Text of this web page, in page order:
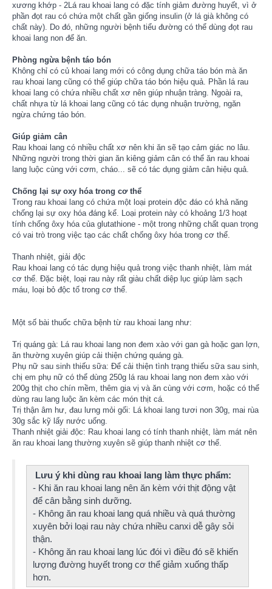
xương khớp - 2Lá rau khoai lang có đặc tính giảm đường huyết, vì ở
phần đọt rau có chứa một chất gần giống insulin (ở lá già không có
chất này). Do đó, những người bệnh tiểu đường có thể dùng đọt rau
khoai lang non để ăn.
Phòng ngừa bệnh táo bón
Không chỉ có củ khoai lang mới có công dụng chữa táo bón mà ăn
rau khoai lang cũng có thể giúp chữa táo bón hiệu quả. Phần lá rau
khoai lang có chứa nhiều chất xơ nên giúp nhuận tràng. Ngoài ra,
chất nhựa từ lá khoai lang cũng có tác dụng nhuận trường, ngăn
ngừa chứng táo bón.
Giúp giảm cân
Rau khoai lang có nhiều chất xơ nên khi ăn sẽ tạo cảm giác no lâu.
Những người trong thời gian ăn kiêng giảm cân có thể ăn rau khoai
lang luộc cùng với cơm, cháo... sẽ có tác dụng giảm cân hiệu quả.
Chống lại sự oxy hóa trong cơ thể
Trong rau khoai lang có chứa một loại protein độc đáo có khả năng
chống lại sự oxy hóa đáng kể. Loại protein này có khoảng 1/3 hoạt
tính chống ôxy hóa của glutathione - một trong những chất quan trọng
có vai trò trong việc tạo các chất chống ôxy hóa trong cơ thể.
Thanh nhiệt, giải độc
Rau khoai lang có tác dụng hiệu quả trong việc thanh nhiệt, làm mát
cơ thể. Đặc biệt, loại rau này rất giàu chất diệp lục giúp làm sạch
máu, loại bỏ độc tố trong cơ thể.
Một số bài thuốc chữa bệnh từ rau khoai lang như:
Trị quáng gà: Lá rau khoai lang non đem xào với gan gà hoặc gan lợn,
ăn thường xuyên giúp cải thiện chứng quáng gà.
Phụ nữ sau sinh thiếu sữa: Để cải thiện tình trạng thiếu sữa sau sinh,
chị em phụ nữ có thể dùng 250g lá rau khoai lang non đem xào với
200g thịt cho chín mềm, thêm gia vị và ăn cùng với cơm, hoặc có thể
dùng rau lang luộc ăn kèm các món thịt cá.
Trị thận âm hư, đau lưng mỏi gối: Lá khoai lang tươi non 30g, mai rùa
30g sắc kỹ lấy nước uống.
Thanh nhiệt giải độc: Rau khoai lang có tính thanh nhiệt, làm mát nên
ăn rau khoai lang thường xuyên sẽ giúp thanh nhiệt cơ thể.
Lưu ý khi dùng rau khoai lang làm thực phẩm:
- Khi ăn rau khoai lang nên ăn kèm với thịt động vật
để cân bằng sinh dưỡng.
- Không ăn rau khoai lang quá nhiều và quá thường
xuyên bởi loại rau này chứa nhiều canxi dễ gây sỏi
thận.
- Không ăn rau khoai lang lúc đói vì điều đó sẽ khiến
lượng đường huyết trong cơ thể giảm xuống thấp
hơn.